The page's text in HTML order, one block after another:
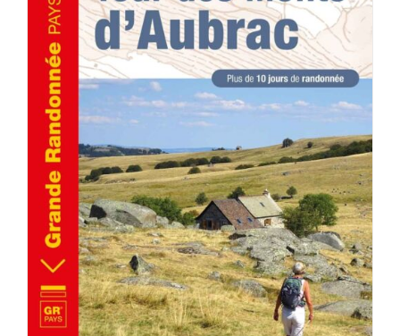
AJOUTER AU PANIER / DÉTAILS